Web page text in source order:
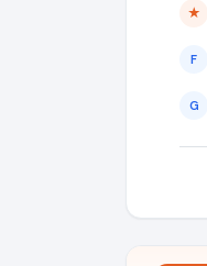
★
F
G